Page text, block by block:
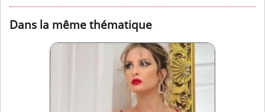
Dans la même thématique